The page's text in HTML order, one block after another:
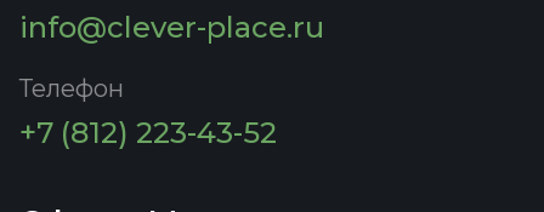
info@clever-place.ru
Телефон
+7 (812) 223-43-52